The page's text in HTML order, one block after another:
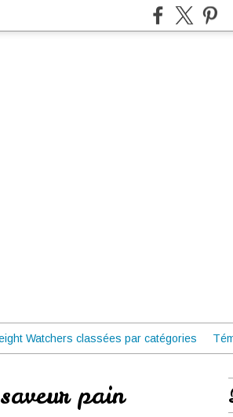
Watchers classées par catégories
pain